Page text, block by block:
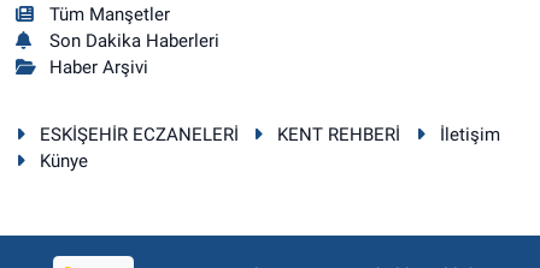
Tüm Manşetler
Son Dakika Haberleri
Haber Arşivi
ESKİŞEHİR ECZANELERİ KENT REHBERİ
İletişim
Künye